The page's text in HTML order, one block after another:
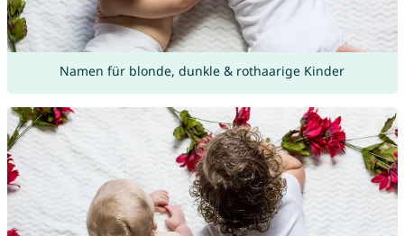
Namen für blonde, dunkle & rothaarige Kinder